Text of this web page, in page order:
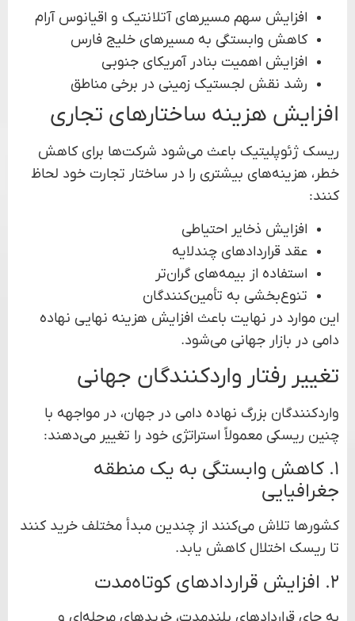
افزایش سهم مسیرهای آتلانتیک و اقیانوس آرام
کاهش وابستگی به مسیرهای خلیج فارس
افزایش اهمیت بنادر آمریکای جنوبی
رشد نقش لجستیک زمینی در برخی مناطق
افزایش هزینه ساختارهای تجاری
ریسک ژئوپلیتیک باعث می‌شود شرکت‌ها برای کاهش
خطر، هزینه‌های بیشتری را در ساختار تجارت خود لحاظ
کنند:
افزایش ذخایر احتیاطی
عقد قراردادهای چندلایه
استفاده از بیمه‌های گران‌تر
تنوع‌بخشی به تأمین‌کنندگان
این موارد در نهایت باعث افزایش هزینه نهایی نهاده
دامی در بازار جهانی می‌شود.
تغییر رفتار واردکنندگان جهانی
واردکنندگان بزرگ نهاده دامی در جهان، در مواجهه با
چنین ریسکی معمولاً استراتژی خود را تغییر می‌دهند:
۱. کاهش وابستگی به یک منطقه
جغرافیایی
کشورها تلاش می‌کنند از چندین مبدأ مختلف خرید کنند
تا ریسک اختلال کاهش یابد.
۲. افزایش قراردادهای کوتاه‌مدت
به جای قراردادهای بلندمدت، خریدهای مرحله‌ای و